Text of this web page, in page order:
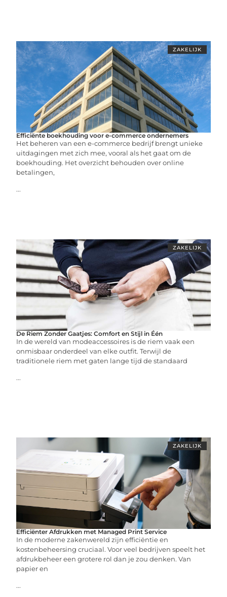
ZAKELIJK
Efficiënte boekhouding voor e-commerce ondernemers
Het beheren van een e-commerce bedrijf brengt unieke
uitdagingen met zich mee, vooral als het gaat om de
boekhouding. Het overzicht behouden over online
betalingen,
...
ZAKELIJK
De Riem Zonder Gaatjes: Comfort en Stijl in Één
In de wereld van modeaccessoires is de riem vaak een
onmisbaar onderdeel van elke outfit. Terwijl de
traditionele riem met gaten lange tijd de standaard
...
ZAKELIJK
Efficiënter Afdrukken met Managed Print Service
In de moderne zakenwereld zijn efficiëntie en
kostenbeheersing cruciaal. Voor veel bedrijven speelt het
afdrukbeheer een grotere rol dan je zou denken. Van
papier en
...